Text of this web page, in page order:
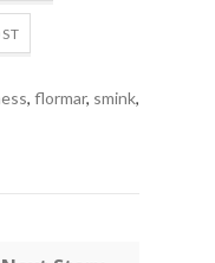
, flormar, smink,